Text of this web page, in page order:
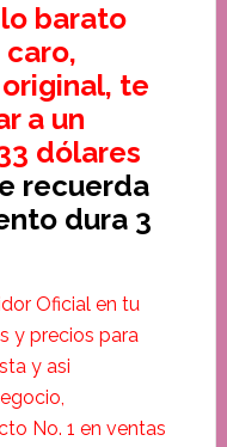
barato
te
a un
dólares
recuerda
dura 3
Oficial en tu
y precios para
y asi
No. 1 en ventas